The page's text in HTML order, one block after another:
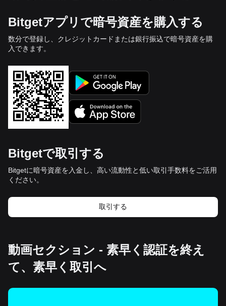
Bitgetアプリで暗号資産を購入する
数分で登録し、クレジットカードまたは銀行振込で暗号資産を購
入できます。
Bitgetで取引する
Bitgetに暗号資産を入金し、高い流動性と低い取引手数料をご活用
ください。
取引する
動画セクション - 素早く認証を終え
て、素早く取引へ